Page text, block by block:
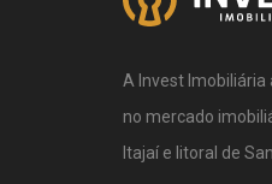
A Invest
no mercado
Itajaí e litoral de